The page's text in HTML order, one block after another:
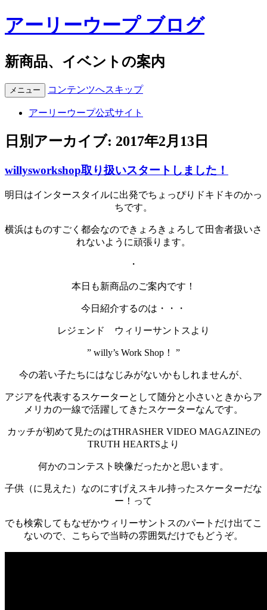
アーリーウープ ブログ
新商品、イベントの案内
メニュー コンテンツへスキップ
アーリーウープ公式サイト
日別アーカイブ: 2017年2月13日
willysworkshop取り扱いスタートしました！
明日はインタースタイルに出発でちょっぴりドキドキのかっ
ちです。
横浜はものすごく都会なのできょろきょろして田舎者扱いさ
れないように頑張ります。
・
本日も新商品のご案内です！
今日紹介するのは・・・
レジェンド ウィリーサントスより
” willy’s Work Shop！ ”
今の若い子たちにはなじみがないかもしれませんが、
アジアを代表するスケーターとして随分と小さいときからア
メリカの一線で活躍してきたスケーターなんです。
カッチが初めて見たのはTHRASHER VIDEO MAGAZINEの
TRUTH HEARTSより
何かのコンテスト映像だったかと思います。
子供（に見えた）なのにすげえスキル持ったスケーターだな
ー！って
でも検索してもなぜかウィリーサントスのパートだけ出てこ
ないので、こちらで当時の雰囲気だけでもどうぞ。